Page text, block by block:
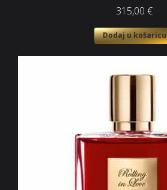
315,00 €
Dodaj u košaricu